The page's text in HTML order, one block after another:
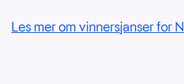
Les mer om vinnersjanser for